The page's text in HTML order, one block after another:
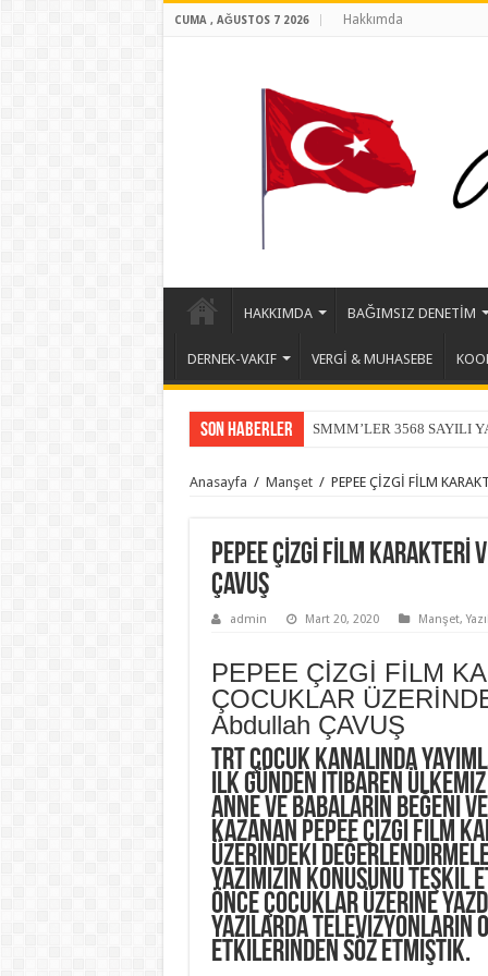
CUMA , AĞUSTOS 7 2026 Hakkımda
HAKKIMDA BAĞIMSIZ DENETİM
DERNEK-VAKIF VERGİ & MUHASEBE
Son Haberler SMMM’LER 3568 SAYILI
Anasayfa / Manşet / PEPEE ÇİZGİ FİLM
PEPEE ÇİZGİ FİLM
ÇAVUŞ
admin Mart 20, 2020 Manşet,
PEPEE ÇİZGİ FİLM
ÇOCUKLAR
Abdullah ÇAVUŞ
TRT Çocuk kanalında
ilk günden itibaren
anne ve babaların beğeni
kazanan PEPEE Çizgi Film
üzerindeki
yazımızın konusunu teşkil
önce çocuklar üzerine
yazılarda televizyonların
etkilerinden söz etmiştik.